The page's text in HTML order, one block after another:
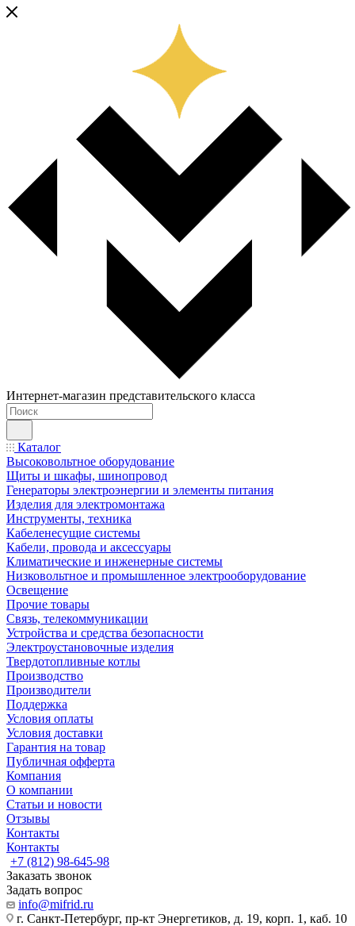
Интернет-магазин представительского класса
Каталог
Высоковольтное оборудование
Щиты и шкафы, шинопровод
Генераторы электроэнергии и элементы питания
Изделия для электромонтажа
Инструменты, техника
Кабеленесущие системы
Кабели, провода и аксессуары
Климатические и инженерные системы
Низковольтное и промышленное электрооборудование
Освещение
Прочие товары
Связь, телекоммуникации
Устройства и средства безопасности
Электроустановочные изделия
Твердотопливные котлы
Производство
Производители
Поддержка
Условия оплаты
Условия доставки
Гарантия на товар
Публичная офферта
Компания
О компании
Статьи и новости
Отзывы
Контакты
Контакты
+7 (812) 98-645-98
Заказать звонок
Задать вопрос
info@mifrid.ru
г. Санкт-Петербург, пр-кт Энергетиков, д. 19, корп. 1, каб. 10